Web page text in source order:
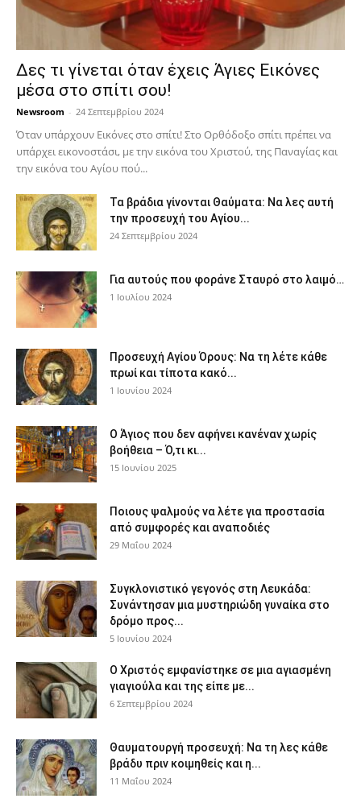
Δες τι γίνεται όταν έχεις Άγιες Εικόνες
μέσα στο σπίτι σου!
Newsroom - 24 Σεπτεμβρίου 2024
Όταν υπάρχουν Εικόνες στο σπίτι! Στο Ορθόδοξο σπίτι πρέπει να
υπάρχει εικονοστάσι, με την εικόνα του Χριστού, της Παν­αγίας και
την εικόνα του Αγίου πού...
Τα βράδια γίνονται Θαύματα: Να λες αυτή
την προσευχή του Αγίου...
24 Σεπτεμβρίου 2024
Για αυτούς που φοράνε Σταυρό στο λαιμό…
1 Ιουλίου 2024
Προσευχή Αγίου Όρους: Να τη λέτε κάθε
πρωί και τίποτα κακό...
1 Ιουνίου 2024
Ο Άγιος που δεν αφήνει κανέναν χωρίς
βοήθεια – Ό,τι κι...
15 Ιουνίου 2025
Ποιους ψαλμούς να λέτε για προστασία
από συμφορές και αναποδιές
29 Μαΐου 2024
Συγκλονιστικό γεγονός στη Λευκάδα:
Συνάντησαν μια μυστηριώδη γυναίκα στο
δρόμο προς...
5 Ιουνίου 2024
Ο Χριστός εμφανίστηκε σε μια αγιασμένη
γιαγιούλα και της είπε με...
6 Σεπτεμβρίου 2024
Θαυματουργή προσευχή: Να τη λες κάθε
βράδυ πριν κοιμηθείς και η...
11 Μαΐου 2024